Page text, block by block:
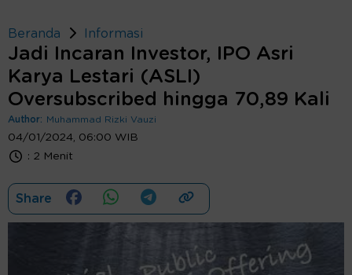
Beranda Informasi
Jadi Incaran Investor, IPO Asri
Karya Lestari (ASLI)
Oversubscribed hingga 70,89 Kali
Author: Muhammad Rizki Vauzi
04/01/2024, 06:00 WIB
: 2 Menit
Share